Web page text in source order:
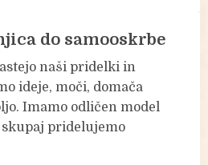
do samooskrbe
naši pridelki in
ideje, moči, domača
Imamo odličen model
skupaj pridelujemo